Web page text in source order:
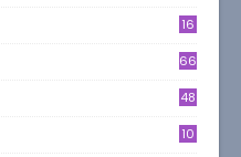
16
66
48
10